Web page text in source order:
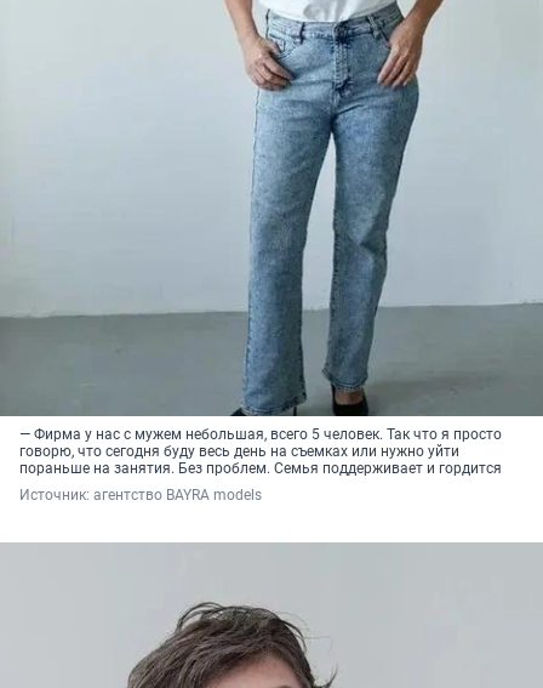
— Фирма у нас с мужем небольшая, всего 5 человек. Так что я просто
говорю, что сегодня буду весь день на съемках или нужно уйти
пораньше на занятия. Без проблем. Семья поддерживает и гордится
Источник: агентство BAYRA models